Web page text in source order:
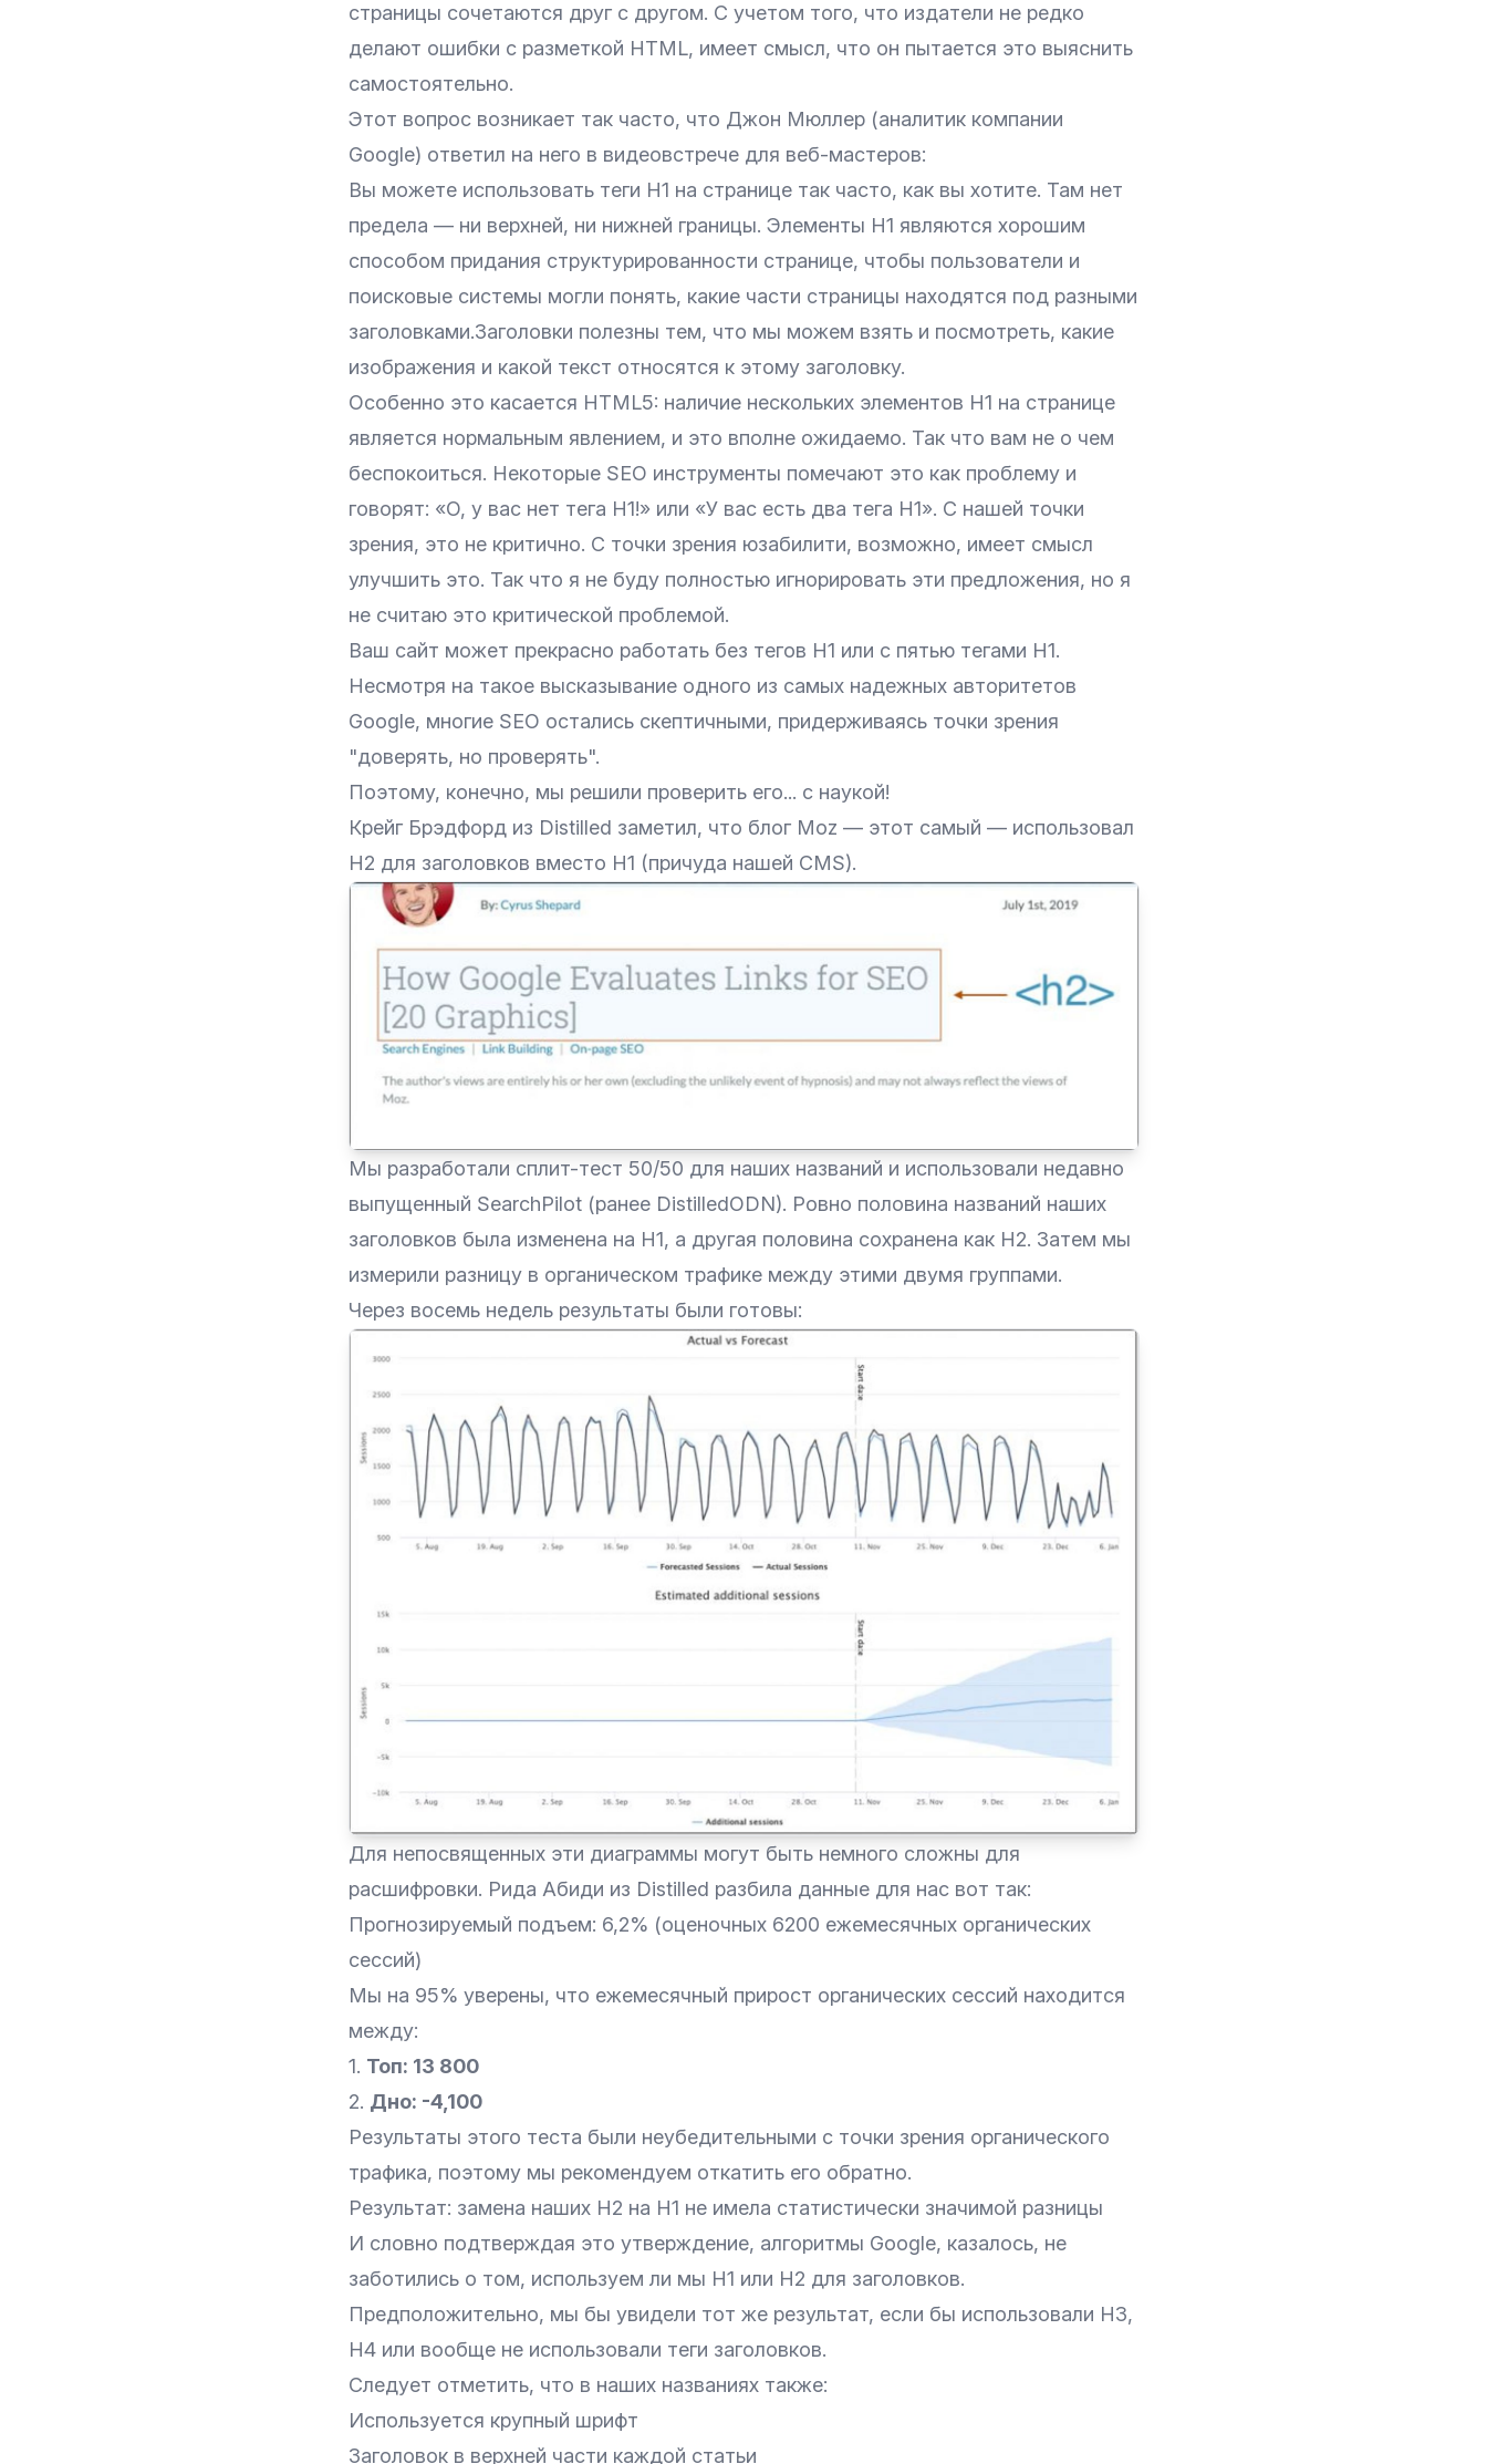
страницы сочетаются друг с другом. С учетом того, что издатели не редко
делают ошибки с разметкой HTML, имеет смысл, что он пытается это выяснить
самостоятельно.
Этот вопрос возникает так часто, что Джон Мюллер (аналитик компании
Google) ответил на него в видеовстрече для веб-мастеров:
Вы можете использовать теги H1 на странице так часто, как вы хотите. Там нет
предела — ни верхней, ни нижней границы. Элементы H1 являются хорошим
способом придания структурированности странице, чтобы пользователи и
поисковые системы могли понять, какие части страницы находятся под разными
заголовками.Заголовки полезны тем, что мы можем взять и посмотреть, какие
изображения и какой текст относятся к этому заголовку.
Особенно это касается HTML5: наличие нескольких элементов H1 на странице
является нормальным явлением, и это вполне ожидаемо. Так что вам не о чем
беспокоиться. Некоторые SEO инструменты помечают это как проблему и
говорят: «О, у вас нет тега H1!» или «У вас есть два тега H1». С нашей точки
зрения, это не критично. С точки зрения юзабилити, возможно, имеет смысл
улучшить это. Так что я не буду полностью игнорировать эти предложения, но я
не считаю это критической проблемой.
Ваш сайт может прекрасно работать без тегов H1 или с пятью тегами H1.
Несмотря на такое высказывание одного из самых надежных авторитетов
Google, многие SEO остались скептичными, придерживаясь точки зрения
"доверять, но проверять".
Поэтому, конечно, мы решили проверить его... с наукой!
Крейг Брэдфорд из Distilled заметил, что блог Moz — этот самый — использовал
H2 для заголовков вместо H1 (причуда нашей CMS).
Мы разработали сплит-тест 50/50 для наших названий и использовали недавно
выпущенный SearchPilot (ранее DistilledODN). Ровно половина названий наших
заголовков была изменена на H1, а другая половина сохранена как H2. Затем мы
измерили разницу в органическом трафике между этими двумя группами.
Через восемь недель результаты были готовы:
Для непосвященных эти диаграммы могут быть немного сложны для
расшифровки. Рида Абиди из Distilled разбила данные для нас вот так:
Прогнозируемый подъем: 6,2% (оценочных 6200 ежемесячных органических
сессий)
Мы на 95% уверены, что ежемесячный прирост органических сессий находится
между:
1. Топ: 13 800
2. Дно: -4,100
Результаты этого теста были неубедительными с точки зрения органического
трафика, поэтому мы рекомендуем откатить его обратно.
Результат: замена наших H2 на H1 не имела статистически значимой разницы
И словно подтверждая это утверждение, алгоритмы Google, казалось, не
заботились о том, используем ли мы H1 или H2 для заголовков.
Предположительно, мы бы увидели тот же результат, если бы использовали H3,
H4 или вообще не использовали теги заголовков.
Следует отметить, что в наших названиях также:
Используется крупный шрифт
Заголовок в верхней части каждой статьи